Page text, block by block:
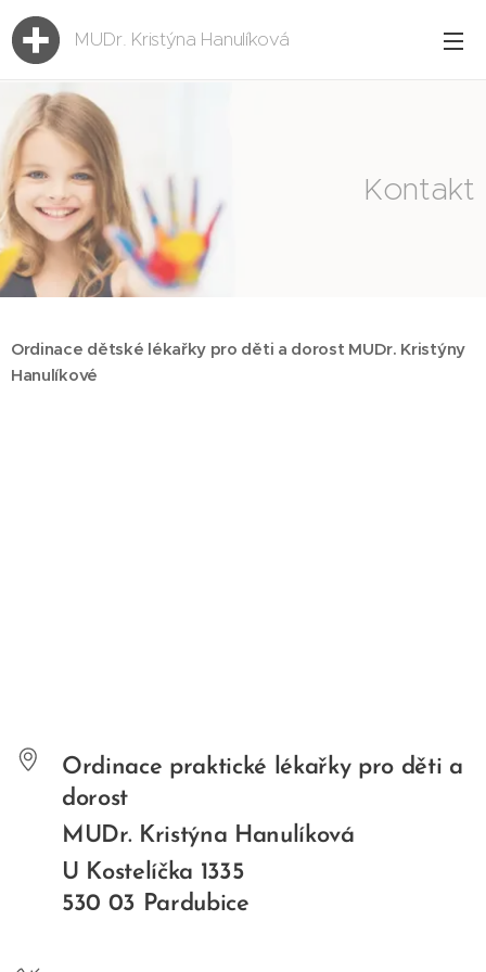
MUDr. Kristýna Hanulíková
Kontakt
Ordinace dětské lékařky pro děti a dorost MUDr. Kristýny
Hanulíkové
Ordinace praktické lékařky pro děti a
dorost
MUDr. Kristýna Hanulíková
U Kostelíčka 1335
530 03 Pardubice